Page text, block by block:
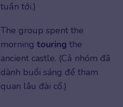
tuần tới.)
The group spent the
morning touring the
ancient castle. (Cả nhóm đã
dành buổi sáng để tham
quan lâu đài cổ.)